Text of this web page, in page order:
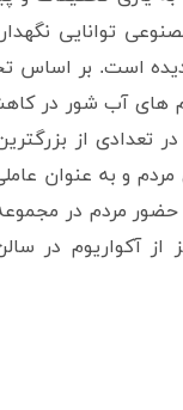
توانایی
است. بر اساس
های آب شور در
از
و به عنوان
مردم در
از آکواریوم در